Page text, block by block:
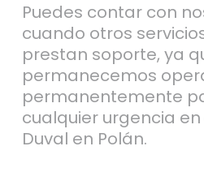
Puedes contar con
cuando otros
prestan soporte, ya
permanecemos
permanentemente
cualquier urgencia
Duval en Polán.